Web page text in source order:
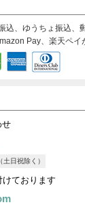
込、ゆうちょ振込、
Pay、楽天ペイ
せ
日祝除く）
ております